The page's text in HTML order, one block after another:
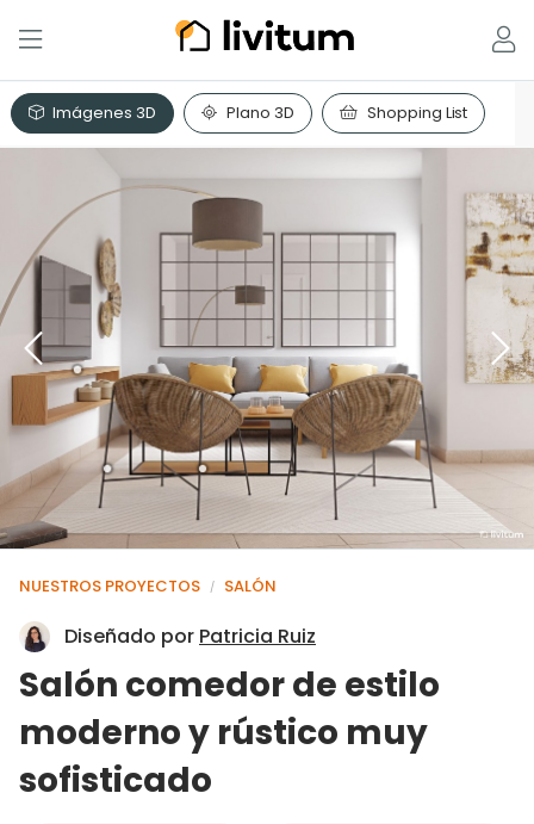
Imágenes 3D Plano 3D Shopping List
NUESTROS PROYECTOS / SALÓN
Diseñado por Patricia Ruiz
Salón comedor de estilo
moderno y rústico muy
sofisticado